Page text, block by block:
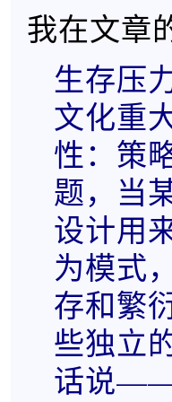
我在文章
生存压
文化重
性：策
题，当
设计用
为模式
存和繁
些独立
话说——